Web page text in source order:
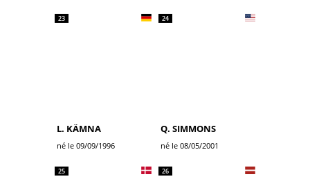
23
L. KÄMNA
né le 09/09/1996
24
Q. SIMMONS
né le 08/05/2001
25 26